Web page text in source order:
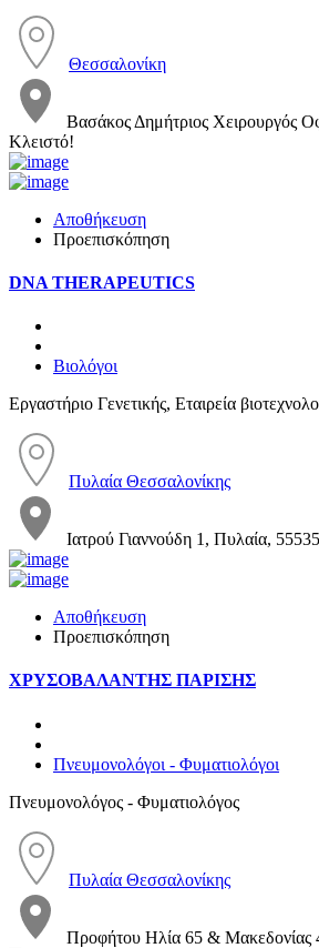
Θεσσαλονίκη
Βασάκος Δημήτριος Χειρουργός
Κλειστό!
Αποθήκευση
Προεπισκόπηση
DNA THERAPEUTICS
Βιολόγοι
Εργαστήριο Γενετικής, Εταιρεία
Πυλαία Θεσσαλονίκης
Ιατρού Γιαννούδη 1, Πυλαία,
Αποθήκευση
Προεπισκόπηση
ΧΡΥΣΟΒΑΛΑΝΤΗΣ ΠΑΡΙΣΗΣ
Πνευμονολόγοι - Φυματιολόγοι
Πνευμονολόγος - Φυματιολόγος
Πυλαία Θεσσαλονίκης
Προφήτου Ηλία 65 & Μακεδονίας